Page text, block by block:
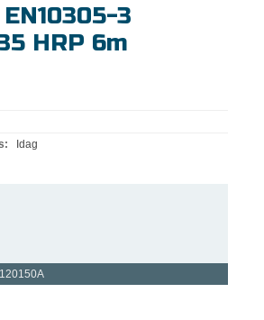
EN10305-3
HRP 6m
Idag